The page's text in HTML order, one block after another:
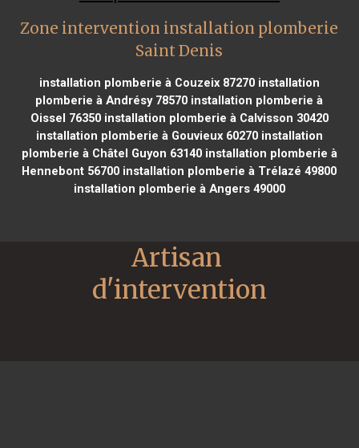
Zone intervention installation plomberie
Saint Denis
installation plomberie à Couzeix 87270installation
plomberie à Andrésy 78570 installation plomberie à
Oissel 76350installation plomberie à Calvisson 30420
installation plomberie à Gouvieux 60270installation
plomberie à Châtel Guyon 63140installation plomberie à
Hennebont 56700 installation plomberie à Trélazé 49800
installation plomberie à Angers 49000
Artisan
d'intervention